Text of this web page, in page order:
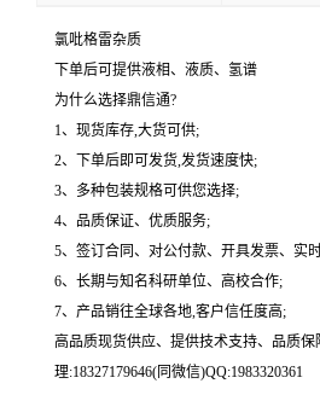
氯吡格雷杂质
下单后可提供液相、液质、氢谱
为什么选择鼎信通?
1、现货库存,大货可供;
2、下单后即可发货,发货速度快;
3、多种包装规格可供您选择;
4、品质保证、优质服务;
5、签订合同、对公付款、开具发票、实
6、长期与知名科研单位、高校合作;
7、产品销往全球各地,客户信任度高;
高品质现货供应、提供技术支持、品质
理:18327179646(同微信)QQ:1983320361